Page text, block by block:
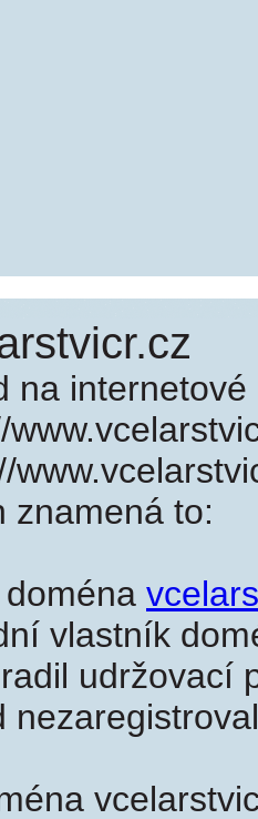
na
znamená to:
vlastník
udržovací